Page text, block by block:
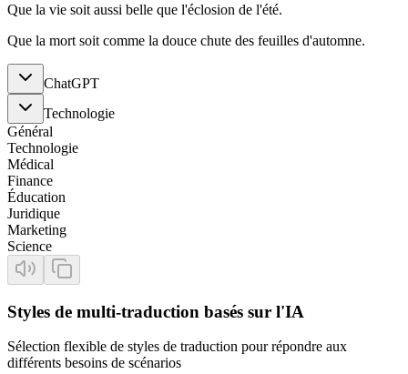
Que la vie soit aussi belle que l'éclosion de l'été.
Que la mort soit comme la douce chute des feuilles d'automne.
ChatGPT
Technologie
Général
Technologie
Médical
Finance
Éducation
Juridique
Marketing
Science
Styles de multi-traduction basés sur l'IA
Sélection flexible de styles de traduction pour répondre aux
différents besoins de scénarios